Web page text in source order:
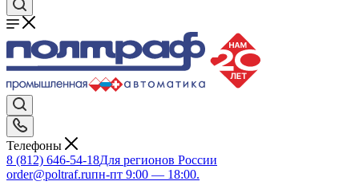
Телефоны
8 (812) 646-54-18Для регионов России
order@poltraf.ruпн-пт 9:00 — 18:00.